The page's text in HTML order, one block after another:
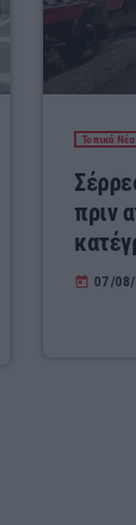
Τοπικά Νέα
πριν
today 07/